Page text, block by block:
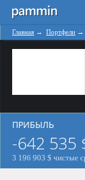
Главная → Портфели →
ПРИБЫЛЬ
-642 535
3 196 903 $ чистые